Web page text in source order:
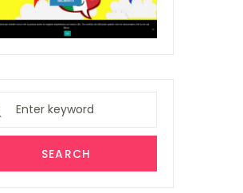
SEARCH